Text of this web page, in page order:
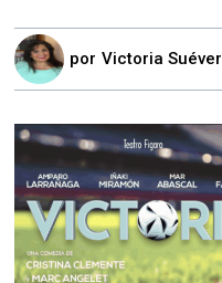
por Victoria Suéver